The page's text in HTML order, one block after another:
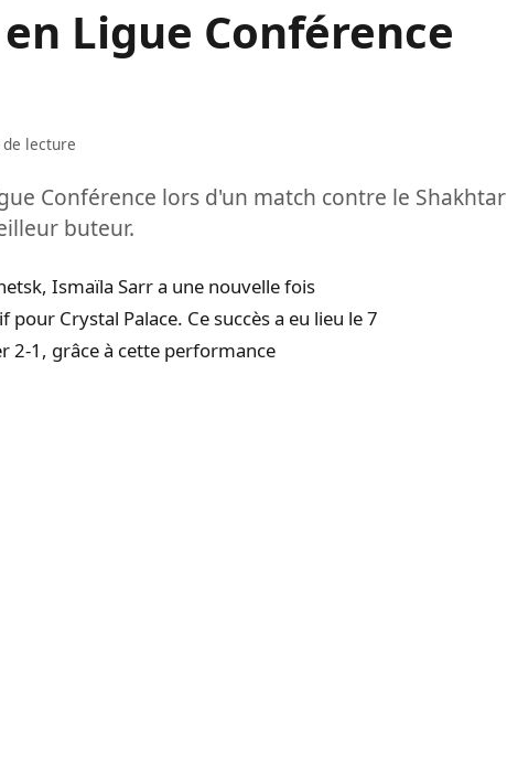
Ligue Conférence
lecture
Conférence lors d'un match contre le Shakhtar
buteur.
Ismaïla Sarr a une nouvelle fois
Crystal Palace. Ce succès a eu lieu le 7
2-1, grâce à cette performance